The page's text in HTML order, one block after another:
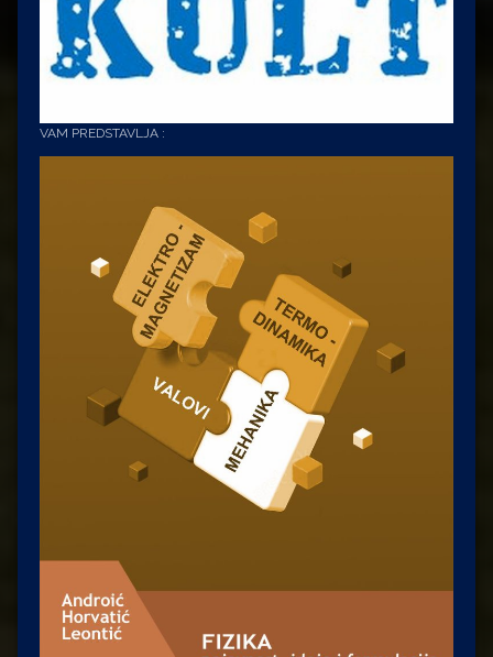
VAM PREDSTAVLJA :